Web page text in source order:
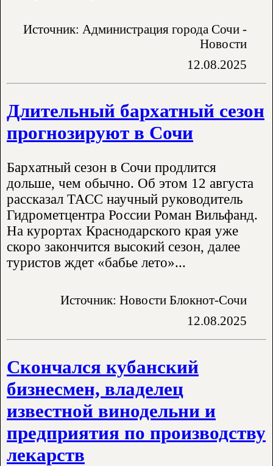
Источник: Администрация города Сочи -
Новости
12.08.2025
Длительный бархатный сезон
прогнозируют в Сочи
Бархатный сезон в Сочи продлится
дольше, чем обычно. Об этом 12 августа
рассказал ТАСС научный руководитель
Гидрометцентра России Роман Вильфанд.
На курортах Краснодарского края уже
скоро закончится высокий сезон, далее
туристов ждет «бабье лето»...
Источник: Новости Блокнот-Сочи
12.08.2025
Скончался кубанский
бизнесмен, владелец
известной винодельни и
предприятия по производству
лекарств